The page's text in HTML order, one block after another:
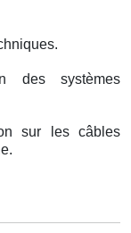
des systèmes
sur les câbles